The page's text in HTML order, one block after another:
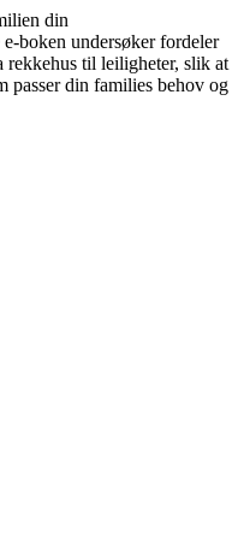
din
boken undersøker fordeler
rekkehus til leiligheter, slik at
passer din families behov og